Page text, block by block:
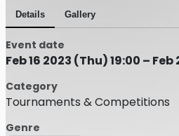
Details Gallery
Event date
Feb 16 2023 (Thu) 19:00 – Feb
Category
Tournaments & Competitions
Genre